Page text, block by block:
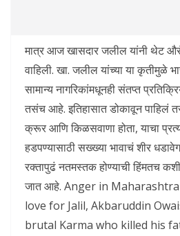
मात्र आज खासदार जलील यांनी थेट
वाहिली. खा. जलील यांच्या या
सामान्य नागरिकांमधूनही संतप्त
तसंच आहे. इतिहासात डोकावून पाहिलं
क्रूर आणि किळसवाणा होता, याचा
हडपण्यासाठी सख्ख्या भावाचं शीर
रक्तापुढं नतमस्तक होण्याची हिंमतच
जात आहे. Anger in
love for Jalil, Akbaruddin
brutal Karma who killed his